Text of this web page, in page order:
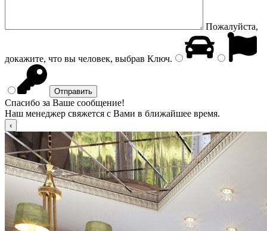
Пожалуйста,
докажите, что вы человек, выбрав Ключ.
Спасибо за Ваше сообщение!
Наш менеджер свяжется с Вами в ближайшее время.